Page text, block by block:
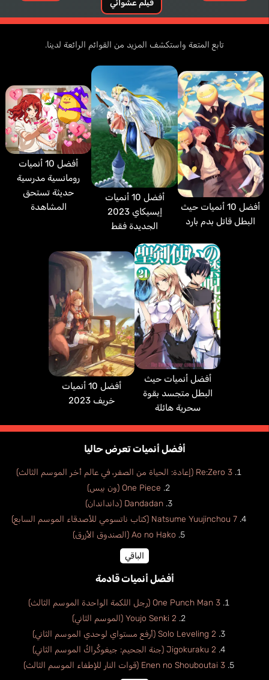
Sawaya Ricardo
برتغالي
Varinier Vincent
فرنسي
Borghetti Giorgio
إيطالي
Chomiak Michael
إنجليزي
Darwin George
Hazama Michio
Tiraboschi
Sanna Antonio
إيطالي
Leroussel Richard
فرنسي
German Soldier
فيلم عشوائي
تابع المتعة واستكشف المزيد من القوائم الرائعة لدينا.
أفضل 10 أنميات حيث
البطل قاتل بدم بارد
أفضل 10 أنميات
إيسيكاي 2023
الجديدة فقط
أفضل 10 أنميات
رومانسية مدرسية
حديثة تستحق
المشاهدة
أفضل أنميات حيث
البطل متجسد بقوة
سحرية هائلة
أفضل 10 أنميات
خريف 2023
أفضل أنميات تعرض حاليا
Re:Zero 3 (إعادة: الحياة من الصفر، في عالم أخر الموسم الثالث)
One Piece (ون بيس)
Dandadan (دانداندان)
Natsume Yuujinchou 7 (كتاب ناتسومي للأصدقاء الموسم السابع)
Ao no Hako (الصندوق الأزرق)
الباقي
أفضل أنميات قادمة
One Punch Man 3 (رجل اللكمة الواحدة الموسم الثالث)
Youjo Senki 2 (الموسم الثاني)
Solo Leveling 2 (أرفع مستواي لوحدي الموسم الثاني)
Jigokuraku 2 (جنة الجحيم: جيغوكُراكُ الموسم الثاني)
Enen no Shouboutai 3 (قوات النار للإطفاء الموسم الثالث)